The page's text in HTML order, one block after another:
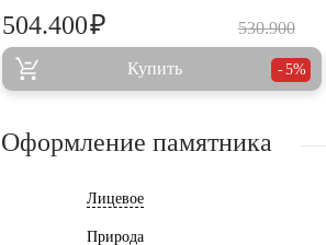
530.900
504.400₽
Купить 5%
Оформление памятника
Лицевое
Природа